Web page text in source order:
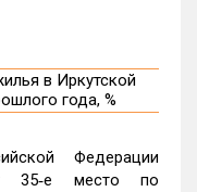
Федерации
35‑е место по